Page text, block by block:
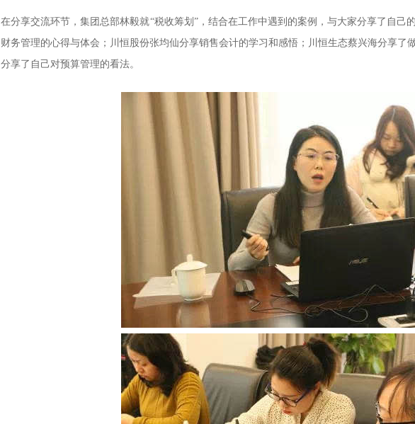
在分享交流环节，集团总部林毅就“税收筹划”，结合在工作中遇到的案例，与大家分享了自己
财务管理的心得与体会；川恒股份张均仙分享销售会计的学习和感悟；川恒生态蔡兴海分享了
分享了自己对预算管理的看法。